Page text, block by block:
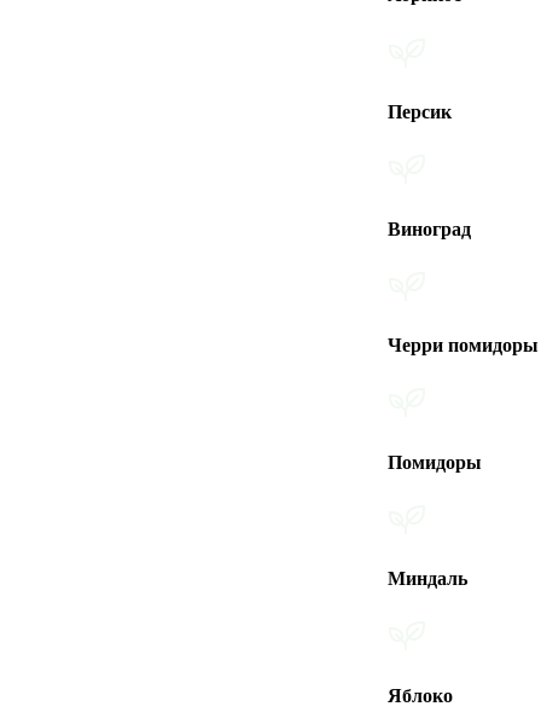
Виноград
Черри помидоры
Помидоры